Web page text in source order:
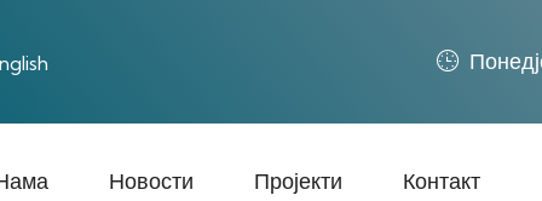
Новости Пројекти Контакт